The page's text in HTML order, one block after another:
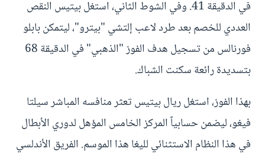
في الدقيقة 41. وفي الشوط الثاني، استغل بيتيس النقص
العددي للخصم بعد طرد لاعب إلتشي "بيترو"، ليتمكن بابلو
فورنالس من تسجيل هدف الفوز "الذهبي" في الدقيقة 68
بتسديدة رائعة سكنت الشباك.
بهذا الفوز، استغل ريال بيتيس تعثر منافسه المباشر سيلتا
فيغو، ليضمن حسابياً المركز الخامس المؤهل لدوري الأبطال
في هذا النظام الاستثنائي لليغا هذا الموسم. الفريق الأندلسي